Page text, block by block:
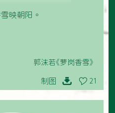
映朝阳。
郭沫若《萝岗香雪》
制图 21